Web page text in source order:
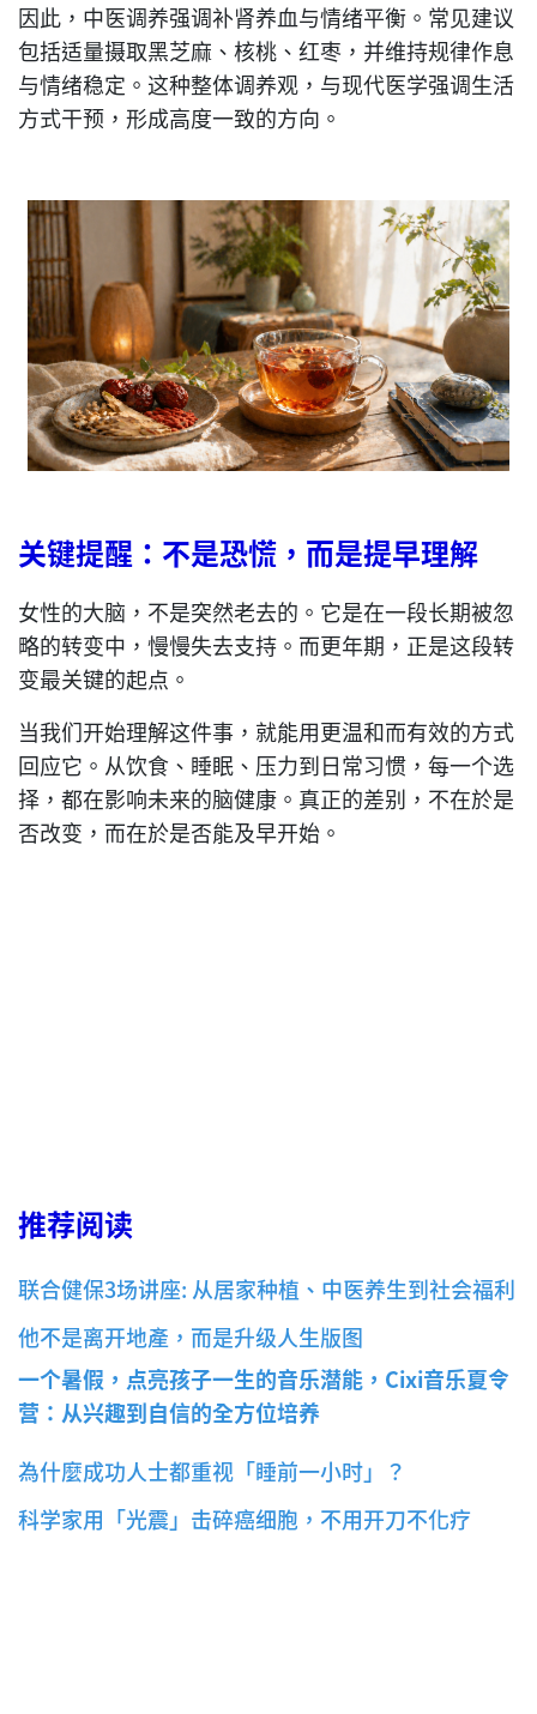
因此，中医调养强调补肾养血与情绪平衡。常见建议
包括适量摄取黑芝麻、核桃、红枣，并维持规律作息
与情绪稳定。这种整体调养观，与现代医学强调生活
方式干预，形成高度一致的方向。
关键提醒：不是恐慌，而是提早理解
女性的大脑，不是突然老去的。它是在一段长期被忽
略的转变中，慢慢失去支持。而更年期，正是这段转
变最关键的起点。
当我们开始理解这件事，就能用更温和而有效的方式
回应它。从饮食、睡眠、压力到日常习惯，每一个选
择，都在影响未来的脑健康。真正的差别，不在於是
否改变，而在於是否能及早开始。
推荐阅读
联合健保3场讲座: 从居家种植、中医养生到社会福利
他不是离开地產，而是升级人生版图
一个暑假，点亮孩子一生的音乐潜能， Cixi音乐夏令
营：从兴趣到自信的全方位培养
為什麼成功人士都重视「睡前一小时」？
科学家用「光震」击碎癌细胞，不用开刀不化疗